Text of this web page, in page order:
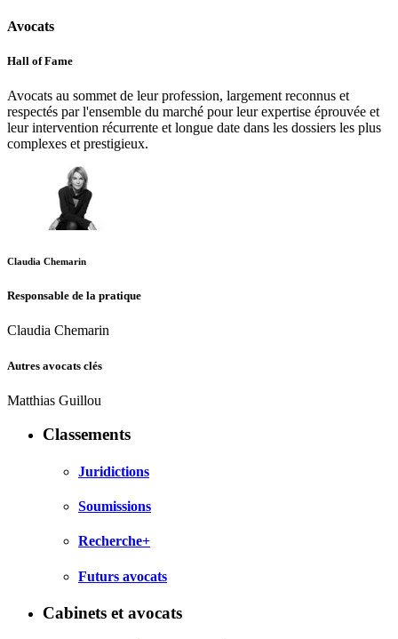
Avocats
Hall of Fame
Avocats au sommet de leur profession, largement reconnus et
respectés par l'ensemble du marché pour leur expertise éprouvée et
leur intervention récurrente et longue date dans les dossiers les plus
complexes et prestigieux.
Claudia Chemarin
Responsable de la pratique
Claudia Chemarin
Autres avocats clés
Matthias Guillou
Classements
Juridictions
Soumissions
Recherche+
Futurs avocats
Cabinets et avocats